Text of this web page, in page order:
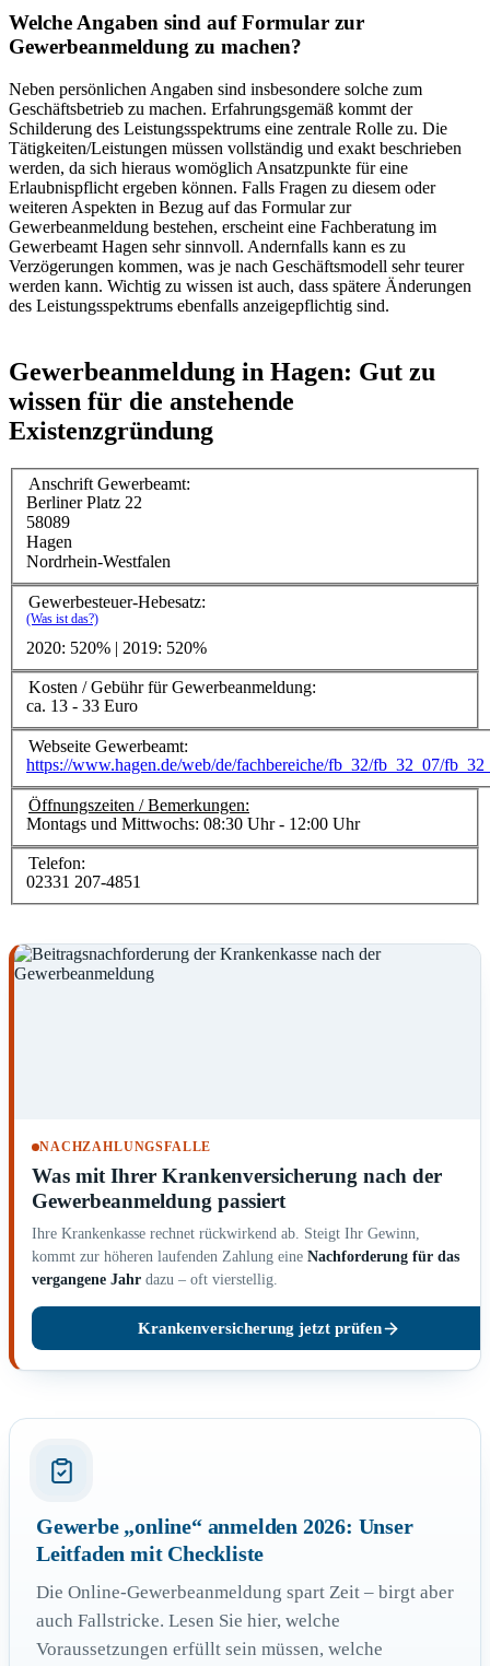
Welche Angaben sind auf Formular zur
Gewerbeanmeldung zu machen?
Neben persönlichen Angaben sind insbesondere solche zum
Geschäftsbetrieb zu machen. Erfahrungsgemäß kommt der
Schilderung des Leistungsspektrums eine zentrale Rolle zu. Die
Tätigkeiten/Leistungen müssen vollständig und exakt beschrieben
werden, da sich hieraus womöglich Ansatzpunkte für eine
Erlaubnispflicht ergeben können. Falls Fragen zu diesem oder
weiteren Aspekten in Bezug auf das Formular zur
Gewerbeanmeldung bestehen, erscheint eine Fachberatung im
Gewerbeamt Hagen sehr sinnvoll. Andernfalls kann es zu
Verzögerungen kommen, was je nach Geschäftsmodell sehr teurer
werden kann. Wichtig zu wissen ist auch, dass spätere Änderungen
des Leistungsspektrums ebenfalls anzeigepflichtig sind.
Gewerbeanmeldung in Hagen: Gut zu
wissen für die anstehende
Existenzgründung
Anschrift Gewerbeamt:
Berliner Platz 22
58089
Hagen
Nordrhein-Westfalen
Gewerbesteuer-Hebesatz:
(Was ist das?)
2020: 520% | 2019: 520%
Kosten / Gebühr für Gewerbeanmeldung:
ca. 13 - 33 Euro
Webseite Gewerbeamt:
https://www.hagen.de/web/de/fachbereiche/fb_32/fb_32_07/
Öffnungszeiten / Bemerkungen:
Montags und Mittwochs: 08:30 Uhr - 12:00 Uhr
Telefon:
02331 207-4851
NACHZAHLUNGSFALLE
Was mit Ihrer Krankenversicherung nach der
Gewerbeanmeldung passiert
Ihre Krankenkasse rechnet rückwirkend ab. Steigt Ihr Gewinn,
kommt zur höheren laufenden Zahlung eine Nachforderung für das
vergangene Jahr dazu – oft vierstellig.
Krankenversicherung jetzt prüfen
Gewerbe „online“ anmelden 2026: Unser
Leitfaden mit Checkliste
Die Online-Gewerbeanmeldung spart Zeit – birgt aber
auch Fallstricke. Lesen Sie hier, welche
Voraussetzungen erfüllt sein müssen, welche